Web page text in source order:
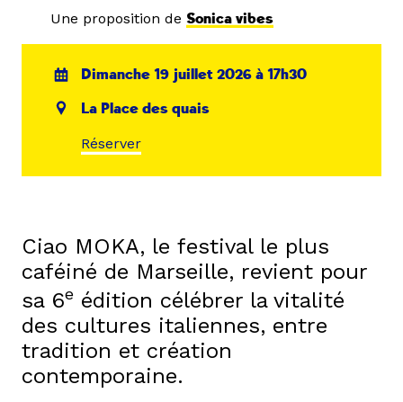
Une proposition de Sonica vibes
Dimanche 19 juillet 2026 à 17h30
La Place des quais
Réserver
Ciao MOKA, le festival le plus
caféiné de Marseille, revient pour
sa 6e édition célébrer la vitalité
des cultures italiennes, entre
tradition et création
contemporaine.